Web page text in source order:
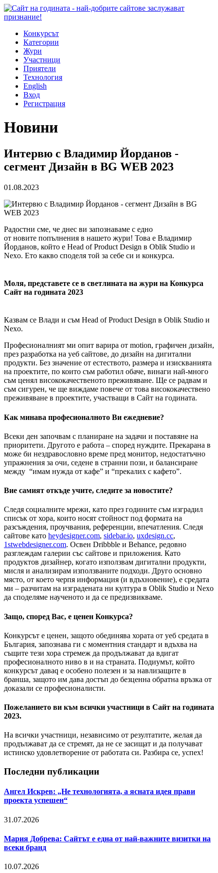
Конкурсът
Категории
Жури
Участници
Приятели
Технология
English
Вход
Регистрация
Новини
Интервю с Владимир Йорданов -
сегмент Дизайн в BG WEB 2023
01.08.2023
Радостни сме, че днес ви запознаваме с едно
от новите попълнения в нашето жури! Това е Владимир
Йорданов, който е Head of Product Design в Oblik Studio и
Nexo. Ето какво споделя той за себе си и конкурса.
Моля, представете се в светлината на жури на Конкурса
Сайт на годината 2023
Казвам се Влади и съм Head of Product Design в Oblik Studio и
Nexo.
Професионалният ми опит варира от motion, графичен дизайн,
през разработка на уеб сайтове, до дизайн на дигитални
продукти. Без значение от естеството, размера и изискванията
на проектите, по които съм работил обаче, винаги най-много
съм ценял висококачественото преживяване. Ще се радвам и
съм сигурен, че ще виждаме повече от това висококачествено
преживяване в проектите, участващи в Сайт на годината.
Как минава професионалното Ви ежедневие?
Всеки ден започвам с планиране на задачи и поставяне на
приоритети. Другото е работа – според нуждите. Прекарана в
може би нездравословно време пред монитор, недостатъчно
упражнения за очи, седене в странни пози, и балансиране
между “имам нужда от кафе” и “прекалих с кафето”.
Вие самият откъде учите, следите за новостите?
Следя социалните мрежи, като през годините съм изградил
списък от хора, които носят стойност под формата на
разсъждения, проучвания, референции, впечатления. Следя
сайтове като heydesigner.com, sidebar.io, uxdesign.cc,
1stwebdesigner.com. Освен Dribbble и Behance, редовно
разглеждам галерии със сайтове и приложения. Като
продуктов дизайнер, когато използвам дигитални продукти,
мисля и анализирам използваните подходи. Друго основно
място, от което черпя информация (и вдъхновение), е средата
ми – разчитам на изградената ни култура в Oblik Studio и Nexo
да споделяме наученото и да се предизвикваме.
Защо, според Вас, е ценен Конкурса?
Конкурсът е ценен, защото обединява хората от уеб средата в
България, запознава ги с моментния стандарт и вдъхва на
същите тези хора стремеж да продължават да вдигат
професионалното ниво в и на страната. Подиумът, който
конкурсът даваq е особено полезен и за навлизащите в
бранша, защото им дава достъп до безценна обратна връзка от
доказали се професионалисти.
Пожеланието ви към всички участници в Сайт на годината
2023.
На всички участници, независимо от резултатите, желая да
продължават да се стремят, да не се засищат и да получават
истинско удовлетворение от работата си. Разбира се, успех!
Последни публикации
Ангел Искрев: „Не технологията, а ясната идея прави
проекта успешен“
31.07.2026
Мария Добрева: Сайтът е една от най-важните визитки на
всеки бранд
10.07.2026